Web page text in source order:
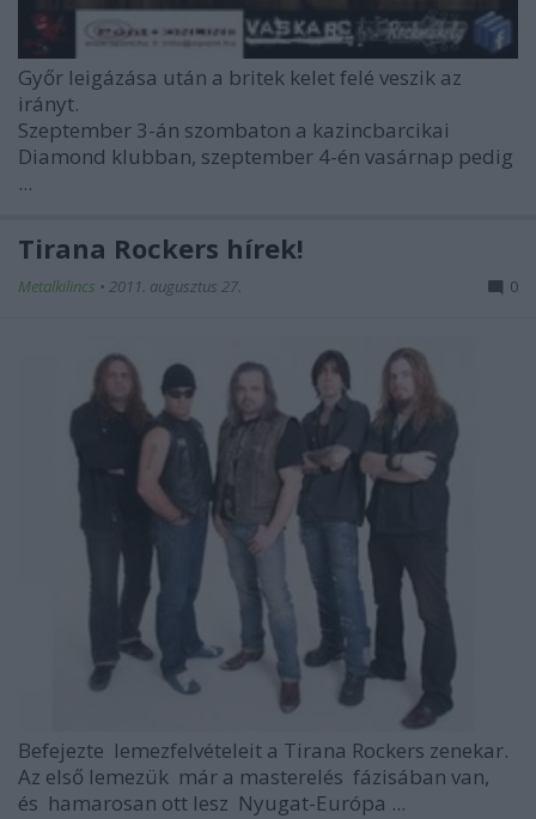
Győr leigázása után a britek kelet felé veszik az
irányt.
Szeptember 3-án szombaton a kazincbarcikai
Diamond klubban, szeptember 4-én vasárnap pedig
...
Tirana Rockers hírek!
Metalkilincs • 2011. augusztus 27. 0
Befejezte lemezfelvételeit a Tirana Rockers zenekar.
Az első lemezük már a masterelés fázisában van,
és hamarosan ott lesz Nyugat-Európa ...